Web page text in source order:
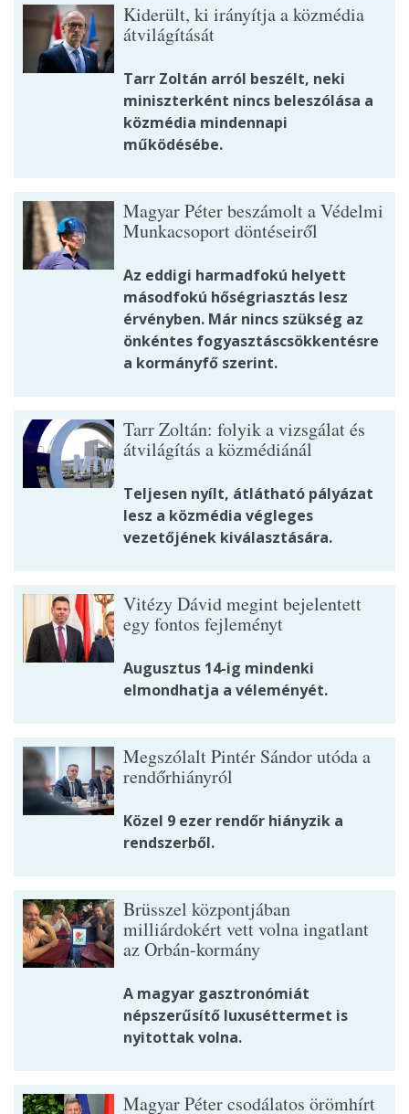
Kiderült, ki irányítja a közmédia
átvilágítását
Tarr Zoltán arról beszélt, neki
miniszterként nincs beleszólása a
közmédia mindennapi
működésébe.
Magyar Péter beszámolt a Védelmi
Munkacsoport döntéseiről
Az eddigi harmadfokú helyett
másodfokú hőségriasztás lesz
érvényben. Már nincs szükség az
önkéntes fogyasztáscsökkentésre
a kormányfő szerint.
Tarr Zoltán: folyik a vizsgálat és
átvilágítás a közmédiánál
Teljesen nyílt, átlátható pályázat
lesz a közmédia végleges
vezetőjének kiválasztására.
Vitézy Dávid megint bejelentett
egy fontos fejleményt
Augusztus 14-ig mindenki
elmondhatja a véleményét.
Megszólalt Pintér Sándor utóda a
rendőrhiányról
Közel 9 ezer rendőr hiányzik a
rendszerből.
Brüsszel központjában
milliárdokért vett volna ingatlant
az Orbán-kormány
A magyar gasztronómiát
népszerűsítő luxuséttermet is
nyitottak volna.
Magyar Péter csodálatos örömhírt